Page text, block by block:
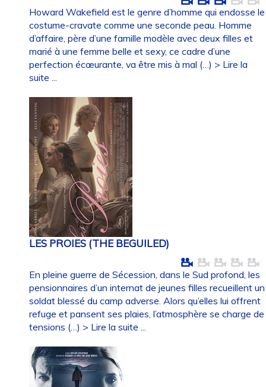
Howard Wakefield est le genre d’homme qui endosse le
costume-cravate comme une seconde peau. Homme
d’affaire, père d’une famille modèle avec deux filles et
marié à une femme belle et sexy, ce cadre d’une
perfection écœurante, va être mis à mal (…) > Lire la
suite ...
LES PROIES (THE BEGUILED)
En pleine guerre de Sécession, dans le Sud profond, les
pensionnaires d’un internat de jeunes filles recueillent un
soldat blessé du camp adverse. Alors qu’elles lui offrent
refuge et pansent ses plaies, l’atmosphère se charge de
tensions (…) > Lire la suite ...